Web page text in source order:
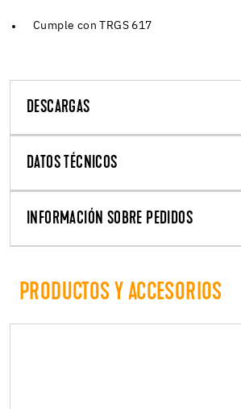
Cumple con TRGS 617
DESCARGAS
DATOS TÉCNICOS
INFORMACIÓN SOBRE PEDIDOS
PRODUCTOS Y ACCESORIOS